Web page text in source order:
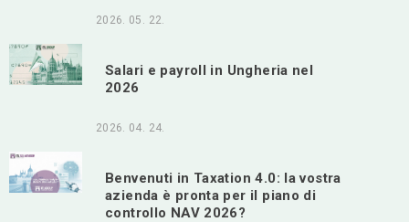
2026. 05. 22.
Salari e payroll in Ungheria nel
2026
2026. 04. 24.
Benvenuti in Taxation 4.0: la vostra
azienda è pronta per il piano di
controllo NAV 2026?